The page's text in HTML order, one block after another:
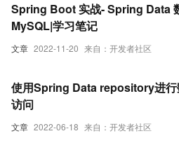
文章 2022-11-20 来自：开发者社区
Spring Boot 实战- Spring Data
MySQL|学习笔记
文章 2022-06-18 来自：开发者社区
使用Spring Data repository进行
访问